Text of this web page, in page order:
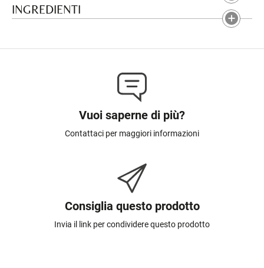
INGREDIENTI
Vuoi saperne di più?
Contattaci per maggiori informazioni
Consiglia questo prodotto
Invia il link per condividere questo prodotto